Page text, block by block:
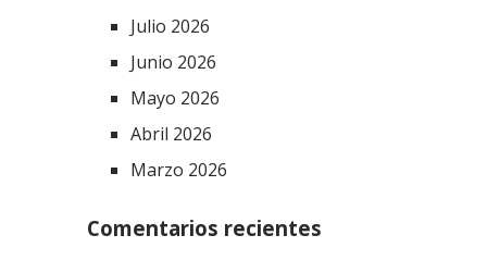
Julio 2026
Junio 2026
Mayo 2026
Abril 2026
Marzo 2026
Comentarios recientes